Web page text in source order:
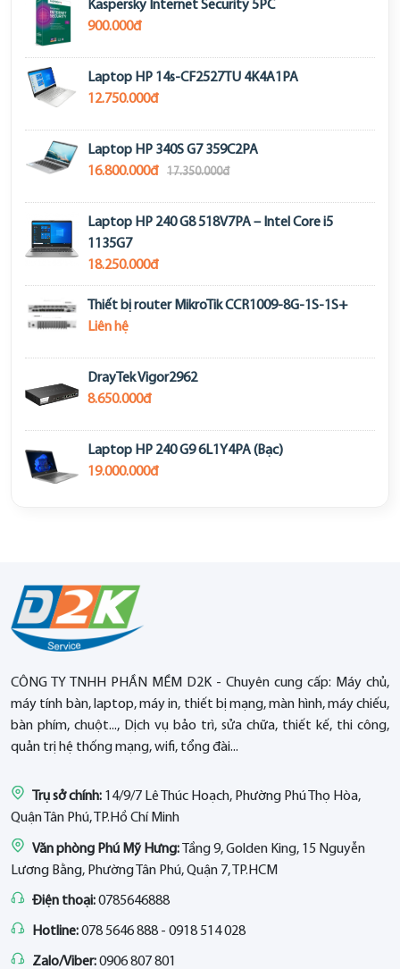
Kaspersky Internet Security 5PC
900.000đ
Laptop HP 14s-CF2527TU 4K4A1PA
12.750.000đ
Laptop HP 340S G7 359C2PA
16.800.000đ
17.350.000đ
Laptop HP 240 G8 518V7PA – Intel Core i5
1135G7
18.250.000đ
Thiết bị router MikroTik CCR1009-8G-1S-1S+
Liên hệ
DrayTek Vigor2962
8.650.000đ
Laptop HP 240 G9 6L1Y4PA (Bạc)
19.000.000đ
CÔNG TY TNHH PHẦN MỀM D2K - Chuyên cung cấp: Máy chủ,
máy tính bàn, laptop, máy in, thiết bị mạng, màn hình, máy chiếu,
bàn phím, chuột..., Dịch vụ bảo trì, sửa chữa, thiết kế, thi công,
quản trị hệ thống mạng, wifi, tổng đài...
Trụ sở chính: 14/9/7 Lê Thúc Hoạch, Phường Phú Thọ Hòa,
Quận Tân Phú, TP.Hồ Chí Minh
Văn phòng Phú Mỹ Hưng:Tầng 9, Golden King, 15 Nguyễn
Lương Bằng, Phường Tân Phú, Quận 7, TP.HCM
Điện thoại:0785646888
Hotline:078 5646 888 - 0918 514 028
Zalo/Viber:0906 807 801